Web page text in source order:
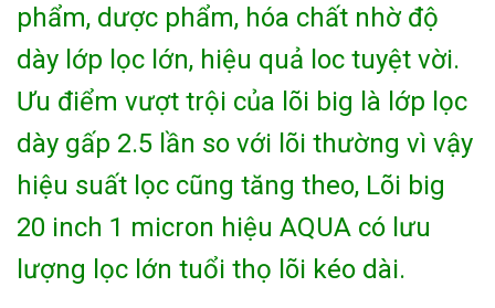
phẩm, dược phẩm, hóa chất nhờ độ
dày lớp lọc lớn, hiệu quả loc tuyệt vời.
Ưu điểm vượt trội của lõi big là lớp lọc
dày gấp 2.5 lần so với lõi thường vì vậy
hiệu suất lọc cũng tăng theo, Lõi big
20 inch 1 micron hiệu AQUA có lưu
lượng lọc lớn tuổi thọ lõi kéo dài.